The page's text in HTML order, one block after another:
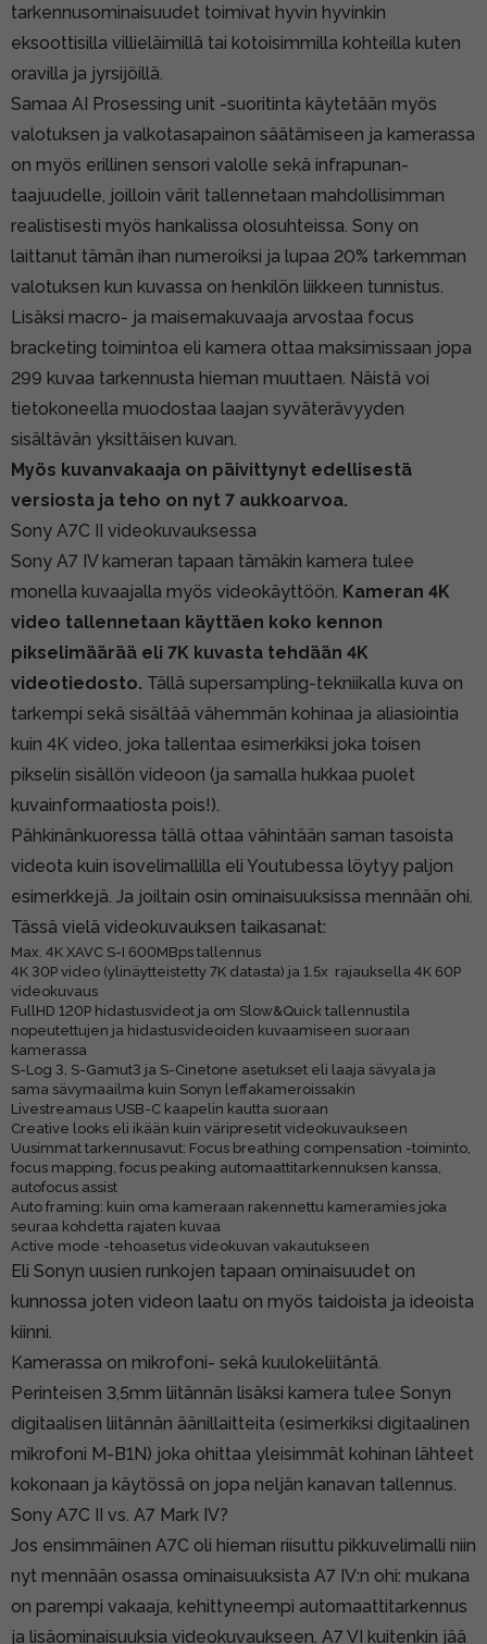
tarkennusominaisuudet toimivat hyvin hyvinkin
eksoottisilla villieläimillä tai kotoisimmilla kohteilla kuten
oravilla ja jyrsijöillä.
Samaa AI Prosessing unit -suoritinta käytetään myös
valotuksen ja valkotasapainon säätämiseen ja kamerassa
on myös erillinen sensori valolle sekä infrapunan-
taajuudelle, joilloin värit tallennetaan mahdollisimman
realistisesti myös hankalissa olosuhteissa. Sony on
laittanut tämän ihan numeroiksi ja lupaa 20% tarkemman
valotuksen kun kuvassa on henkilön liikkeen tunnistus.
Lisäksi macro- ja maisemakuvaaja arvostaa focus
bracketing toimintoa eli kamera ottaa maksimissaan jopa
299 kuvaa tarkennusta hieman muuttaen. Näistä voi
tietokoneella muodostaa laajan syväterävyyden
sisältävän yksittäisen kuvan.
Myös kuvanvakaaja on päivittynyt edellisestä
versiosta ja teho on nyt 7 aukkoarvoa.
Sony A7C II videokuvauksessa
Sony A7 IV kameran tapaan tämäkin kamera tulee
monella kuvaajalla myös videokäyttöön. Kameran 4K
video tallennetaan käyttäen koko kennon
pikselimäärää eli 7K kuvasta tehdään 4K
videotiedosto. Tällä supersampling-tekniikalla kuva on
tarkempi sekä sisältää vähemmän kohinaa ja aliasiointia
kuin 4K video, joka tallentaa esimerkiksi joka toisen
pikselin sisällön videoon (ja samalla hukkaa puolet
kuvainformaatiosta pois!).
Pähkinänkuoressa tällä ottaa vähintään saman tasoista
videota kuin isovelimallilla eli Youtubessa löytyy paljon
esimerkkejä. Ja joiltain osin ominaisuuksissa mennään ohi.
Tässä vielä videokuvauksen taikasanat:
Max. 4K XAVC S-I 600MBps tallennus
4K 30P video (ylinäytteistetty 7K datasta) ja 1.5x rajauksella 4K 60P
videokuvaus
FullHD 120P hidastusvideot ja om Slow&Quick tallennustila
nopeutettujen ja hidastusvideoiden kuvaamiseen suoraan
kamerassa
S-Log 3, S-Gamut3 ja S-Cinetone asetukset eli laaja sävyala ja
sama sävymaailma kuin Sonyn leffakameroissakin
Livestreamaus USB-C kaapelin kautta suoraan
Creative looks eli ikään kuin väripresetit videokuvaukseen
Uusimmat tarkennusavut: Focus breathing compensation -toiminto,
focus mapping, focus peaking automaattitarkennuksen kanssa,
autofocus assist
Auto framing: kuin oma kameraan rakennettu kameramies joka
seuraa kohdetta rajaten kuvaa
Active mode -tehoasetus videokuvan vakautukseen
Eli Sonyn uusien runkojen tapaan ominaisuudet on
kunnossa joten videon laatu on myös taidoista ja ideoista
kiinni.
Kamerassa on mikrofoni- sekä kuulokeliitäntä.
Perinteisen 3,5mm liitännän lisäksi kamera tulee Sonyn
digitaalisen liitännän äänillaitteita (esimerkiksi digitaalinen
mikrofoni M-B1N) joka ohittaa yleisimmät kohinan lähteet
kokonaan ja käytössä on jopa neljän kanavan tallennus.
Sony A7C II vs. A7 Mark IV?
Jos ensimmäinen A7C oli hieman riisuttu pikkuvelimalli niin
nyt mennään osassa ominaisuuksista A7 IV:n ohi: mukana
on parempi vakaaja, kehittyneempi automaattitarkennus
ja lisäominaisuuksia videokuvaukseen. A7 VI kuitenkin jää